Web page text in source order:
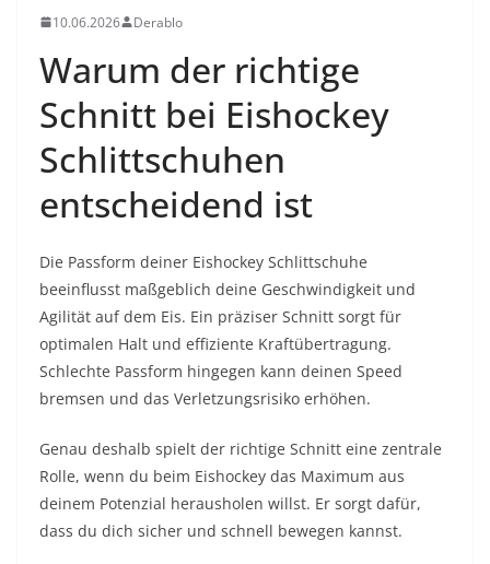
10.06.2026 Derablo
Warum der richtige
Schnitt bei Eishockey
Schlittschuhen
entscheidend ist
Die Passform deiner Eishockey Schlittschuhe
beeinflusst maßgeblich deine Geschwindigkeit und
Agilität auf dem Eis. Ein präziser Schnitt sorgt für
optimalen Halt und effiziente Kraftübertragung.
Schlechte Passform hingegen kann deinen Speed
bremsen und das Verletzungsrisiko erhöhen.
Genau deshalb spielt der richtige Schnitt eine zentrale
Rolle, wenn du beim Eishockey das Maximum aus
deinem Potenzial herausholen willst. Er sorgt dafür,
dass du dich sicher und schnell bewegen kannst.